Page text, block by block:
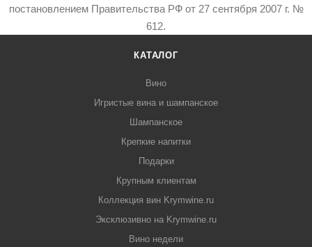
постановлением Правительства РФ от 27 сентября 2007 г. №
612.
КАТАЛОГ
Вино
Игристые вина и шампанское
Шампанское
Крепкие напитки
Подарки
Крупным клиентам
Коллекция вин Krymwine.ru
Эксклюзивно на Krymwine.ru
Вино недели